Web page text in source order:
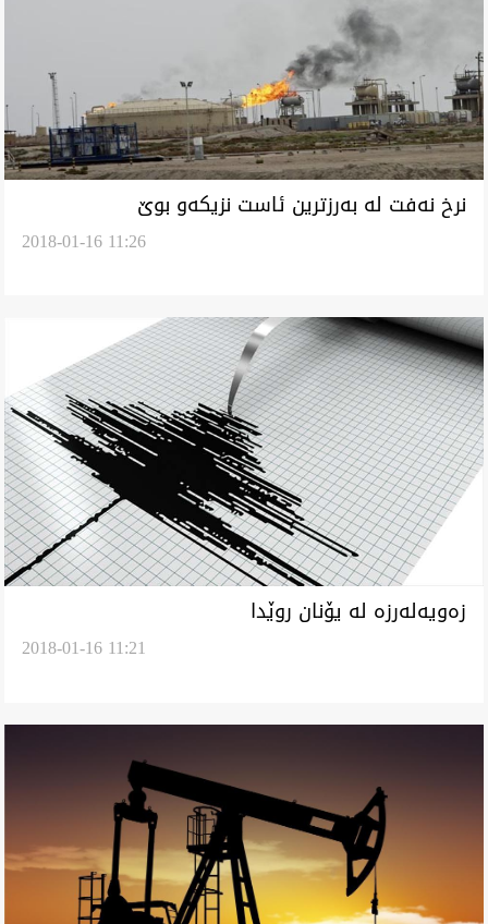
نرخ نه‌فت له‌ به‌رزترين ئاست نزيكه‌و بوێ
2018-01-16 11:26
زه‌ويه‌له‌رزه‌ له‌ يۆنان روێدا
2018-01-16 11:21